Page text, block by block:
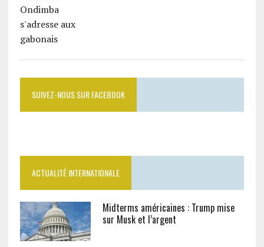
SUIVEZ-NOUS SUR FACEBOOK
ACTUALITÉ INTERNATIONALE
Midterms américaines : Trump mise
sur Musk et l’argent